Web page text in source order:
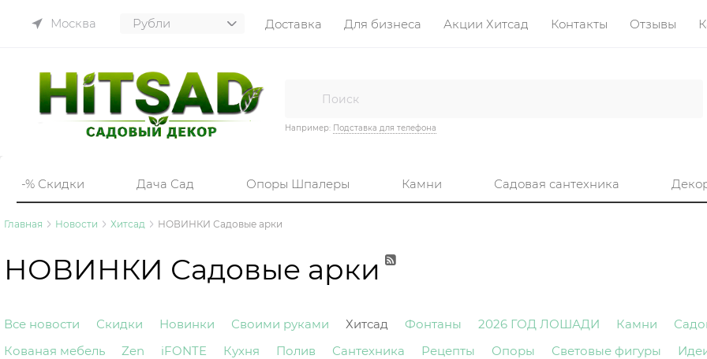
Москва Доставка Для бизнеса Акции Хитсад Контакты Отзывы
Например: Подставка для телефона
-% Скидки Дача Сад Опоры Шпалеры Камни Садовая сантехника
Главная Новости Хитсад НОВИНКИ Садовые арки
НОВИНКИ Садовые арки
Все новости Скидки Новинки Своими руками Хитсад Фонтаны 2026 ГОД ЛОШАДИ Камни
Кованая мебель
Zen iFONTE Кухня Полив Сантехника Рецепты Опоры Световые фигуры